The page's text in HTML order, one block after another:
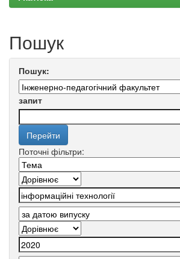
Пошук
Пошук:
запит
Поточні фільтри: